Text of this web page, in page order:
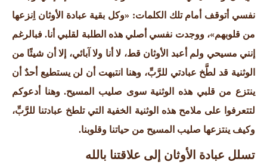
نفسي أتوقف أمام تلك الكلمات: «وكل بقية عبادة الأوثان اِنزعها
من قلوبهم»، ووجدت نفسي أصلي هذه الطلبة لقلبي أنا. فبالرغم
إنني مسيحي ولم أعبد الأوثان قط، لا أنا ولا آبائي، إلا أن شيئًا من
الوثنية قد لطَّخ عبادتي للرَّبِّ، وهنا انتبهت أن لن يستطيع أحدٌ أن
ينتزع من قلبي هذه الوثنية سوى صليب المسيح. وهنا أدعوكم
لتتعرفوا على ملامح هذه الوثنية الخفية التي تلطخ عبادتنا للرَّبِّ،
وكيف ينتزعها صليب المسيح من حياتنا وقلوبنا.
تسلل عبادة الأوثان إلى علاقتنا بالله